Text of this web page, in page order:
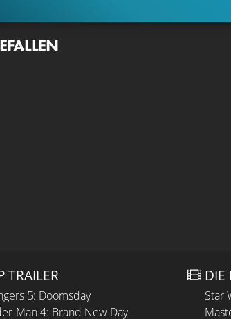
TRAILER
5: Doomsday
Man 4: Brand New Day
DIE
Star